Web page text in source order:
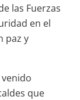
las Fuerzas
en el
paz y
que